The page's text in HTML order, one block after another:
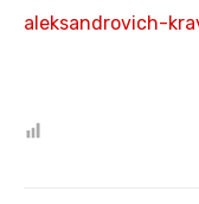
aleksandrovich-